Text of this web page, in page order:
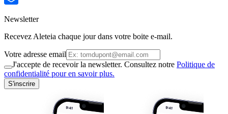
Newsletter
Recevez Aleteia chaque jour dans votre boite e-mail.
Votre adresse email
J'accepte de recevoir la newsletter. Consultez notre Politique de
confidentialité pour en savoir plus.
S'inscrire